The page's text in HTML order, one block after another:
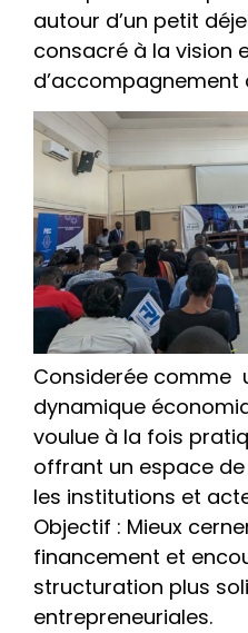
autour d’un petit
consacré à la vision
d’accompagnement
Considerée comme
dynamique
voulue à la fois
offrant un espace
les institutions et
Objectif : Mieux
financement et
structuration plus
entrepreneuriales.